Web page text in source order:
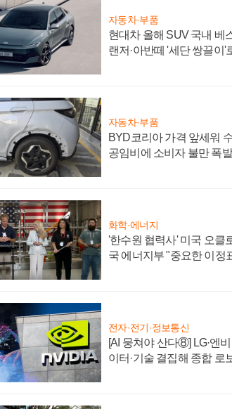
자동차·부품
현대차 올해 SUV 국내 베
랜저·아반떼 '세단 쌍끌이'
자동차·부품
BYD코리아 가격 앞세워
공임비에 소비자 불만 폭발
화학·에너지
'한수원 협력사' 미국 오클
국 에너지부 "중요한 이정
전자·전기·정보통신
[AI 뭉쳐야 산다⑧] LG·엔
이터·기술 결집해 종합 로